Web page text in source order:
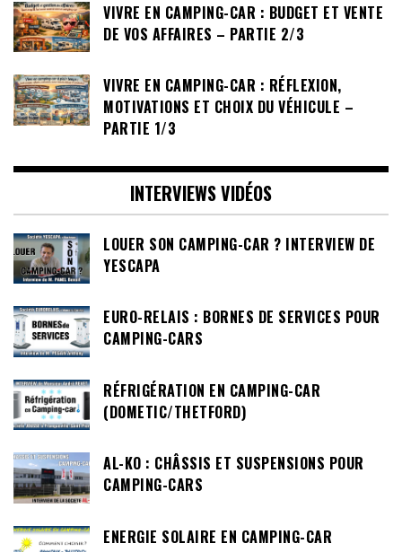
VIVRE EN CAMPING-CAR : BUDGET ET VENTE
DE VOS AFFAIRES – PARTIE 2/3
VIVRE EN CAMPING-CAR : RÉFLEXION,
MOTIVATIONS ET CHOIX DU VÉHICULE –
PARTIE 1/3
INTERVIEWS VIDÉOS
LOUER SON CAMPING-CAR ? INTERVIEW DE
YESCAPA
EURO-RELAIS : BORNES DE SERVICES POUR
CAMPING-CARS
RÉFRIGÉRATION EN CAMPING-CAR
(DOMETIC/THETFORD)
AL-KO : CHÂSSIS ET SUSPENSIONS POUR
CAMPING-CARS
ENERGIE SOLAIRE EN CAMPING-CAR